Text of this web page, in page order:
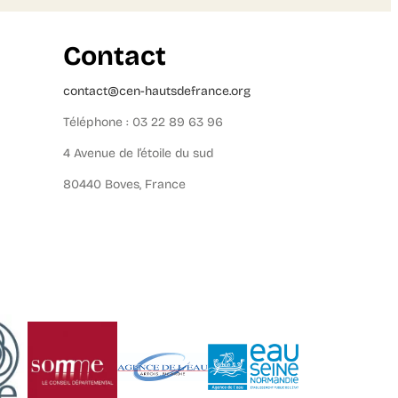
Contact
contact@cen-hautsdefrance.org
Téléphone : 03 22 89 63 96
4 Avenue de l’étoile du sud
80440 Boves, France